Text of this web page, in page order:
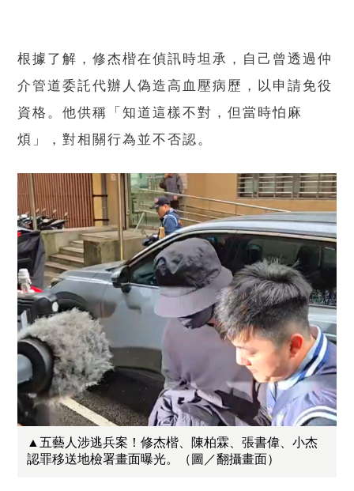
根據了解，修杰楷在偵訊時坦承，自己曾透過仲
介管道委託代辦人偽造高血壓病歷，以申請免役
資格。他供稱「知道這樣不對，但當時怕麻
煩」，對相關行為並不否認。
▲五藝人涉逃兵案！修杰楷、陳柏霖、張書偉、小杰
認罪移送地檢署畫面曝光。（圖／翻攝畫面）